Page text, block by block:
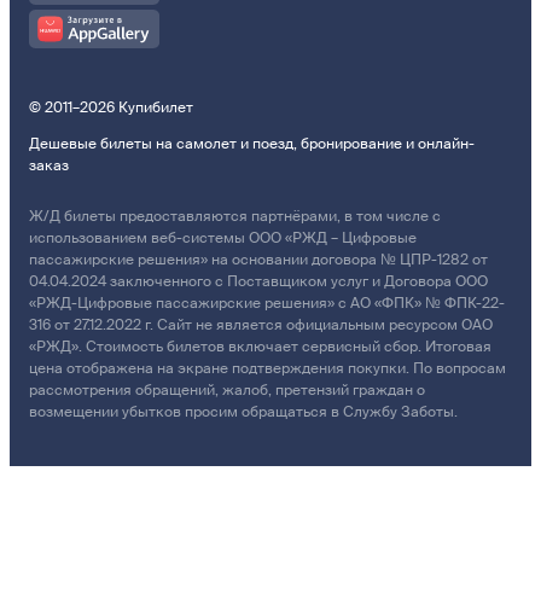
© 2011–2026 Купибилет
Дешевые билеты на самолет и поезд, бронирование и онлайн-
заказ
Ж/Д билеты предоставляются партнёрами, в том числе с
использованием веб-системы ООО «РЖД – Цифровые
пассажирские решения» на основании договора № ЦПР-1282 от
04.04.2024 заключенного с Поставщиком услуг и Договора ООО
«РЖД-Цифровые пассажирские решения» с АО «ФПК» № ФПК-22-
316 от 27.12.2022 г. Сайт не является официальным ресурсом ОАО
«РЖД». Стоимость билетов включает сервисный сбор. Итоговая
цена отображена на экране подтверждения покупки. По вопросам
рассмотрения обращений, жалоб, претензий граждан о
возмещении убытков просим обращаться в Службу Заботы.